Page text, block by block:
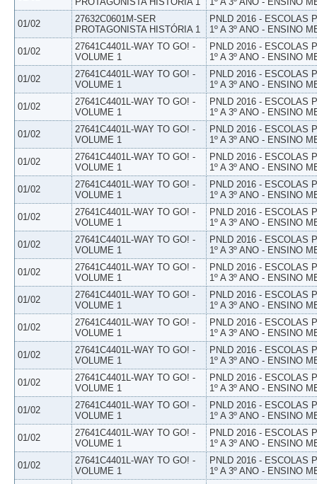
01/02
27632C0601M-SER
PROTAGONISTA HISTÓRIA 1
PNLD 2016 - ESCOLAS
1º A 3º ANO - ENSINO
01/02
27641C4401L-WAY TO GO! -
VOLUME 1
PNLD 2016 - ESCOLAS
1º A 3º ANO - ENSINO
01/02
27641C4401L-WAY TO GO! -
VOLUME 1
PNLD 2016 - ESCOLAS
1º A 3º ANO - ENSINO
01/02
27641C4401L-WAY TO GO! -
VOLUME 1
PNLD 2016 - ESCOLAS
1º A 3º ANO - ENSINO
01/02
27641C4401L-WAY TO GO! -
VOLUME 1
PNLD 2016 - ESCOLAS
1º A 3º ANO - ENSINO
01/02
27641C4401L-WAY TO GO! -
VOLUME 1
PNLD 2016 - ESCOLAS
1º A 3º ANO - ENSINO
01/02
27641C4401L-WAY TO GO! -
VOLUME 1
PNLD 2016 - ESCOLAS
1º A 3º ANO - ENSINO
01/02
27641C4401L-WAY TO GO! -
VOLUME 1
PNLD 2016 - ESCOLAS
1º A 3º ANO - ENSINO
01/02
27641C4401L-WAY TO GO! -
VOLUME 1
PNLD 2016 - ESCOLAS
1º A 3º ANO - ENSINO
01/02
27641C4401L-WAY TO GO! -
VOLUME 1
PNLD 2016 - ESCOLAS
1º A 3º ANO - ENSINO
01/02
27641C4401L-WAY TO GO! -
VOLUME 1
PNLD 2016 - ESCOLAS
1º A 3º ANO - ENSINO
01/02
27641C4401L-WAY TO GO! -
VOLUME 1
PNLD 2016 - ESCOLAS
1º A 3º ANO - ENSINO
01/02
27641C4401L-WAY TO GO! -
VOLUME 1
PNLD 2016 - ESCOLAS
1º A 3º ANO - ENSINO
01/02
27641C4401L-WAY TO GO! -
VOLUME 1
PNLD 2016 - ESCOLAS
1º A 3º ANO - ENSINO
01/02
27641C4401L-WAY TO GO! -
VOLUME 1
PNLD 2016 - ESCOLAS
1º A 3º ANO - ENSINO
01/02
27641C4401L-WAY TO GO! -
VOLUME 1
PNLD 2016 - ESCOLAS
1º A 3º ANO - ENSINO
01/02
27641C4401L-WAY TO GO! -
VOLUME 1
PNLD 2016 - ESCOLAS
1º A 3º ANO - ENSINO